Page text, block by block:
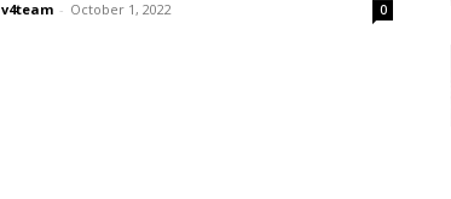
v4team - October 1, 2022 0